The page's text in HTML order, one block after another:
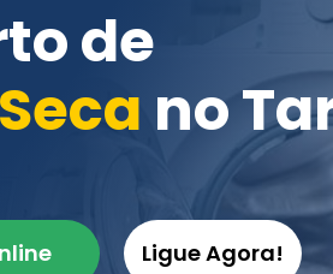
de
no
Ligue Agora!